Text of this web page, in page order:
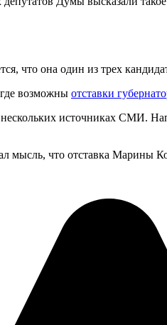
что она один из трех
возможны отставки
источниках СМИ.
мысль, что отставка Марины